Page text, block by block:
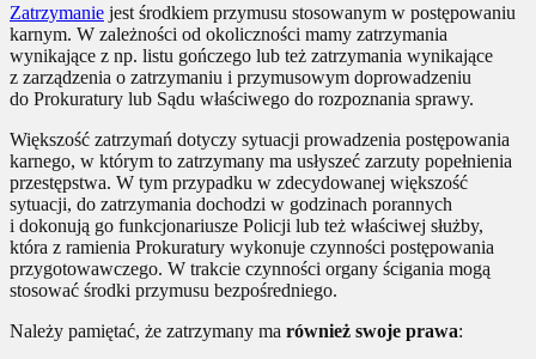
Zatrzymanie jest środkiem przymusu stosowanym w postępowaniu
karnym. W zależności od okoliczności mamy zatrzymania
wynikające z np. listu gończego lub też zatrzymania wynikające
z zarządzenia o zatrzymaniu i przymusowym doprowadzeniu
do Prokuratury lub Sądu właściwego do rozpoznania sprawy.
Większość zatrzymań dotyczy sytuacji prowadzenia postępowania
karnego, w którym to zatrzymany ma usłyszeć zarzuty popełnienia
przestępstwa. W tym przypadku w zdecydowanej większość
sytuacji, do zatrzymania dochodzi w godzinach porannych
i dokonują go funkcjonariusze Policji lub też właściwej służby,
która z ramienia Prokuratury wykonuje czynności postępowania
przygotowawczego. W trakcie czynności organy ścigania mogą
stosować środki przymusu bezpośredniego.
Należy pamiętać, że zatrzymany ma również swoje prawa: